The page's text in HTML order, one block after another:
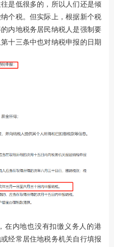
是低很多的，所以人们还是倾
个税。但实际上，根据新个税
内地税务居民纳税人是强制要
十三条中也对纳税申报的日期
在内地也没有扣缴义务人的港
经常居住地税务机关自行填报